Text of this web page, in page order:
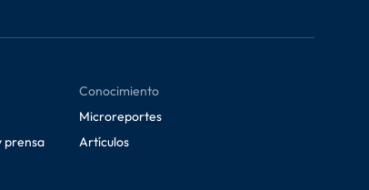
prensa
Conocimiento
Microreportes
Artículos